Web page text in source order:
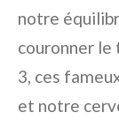
notre
couronner
3, ces
et notre